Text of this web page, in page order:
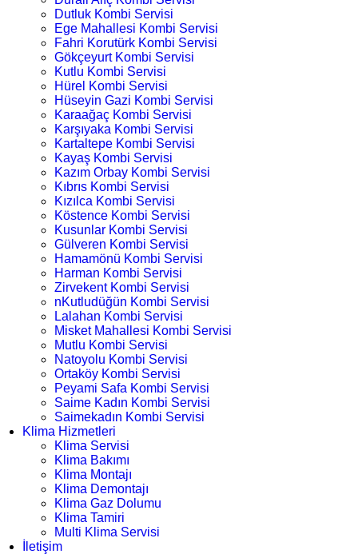
Dutluk Kombi Servisi
Ege Mahallesi Kombi Servisi
Fahri Korutürk Kombi Servisi
Gökçeyurt Kombi Servisi
Kutlu Kombi Servisi
Hürel Kombi Servisi
Hüseyin Gazi Kombi Servisi
Karaağaç Kombi Servisi
Karşıyaka Kombi Servisi
Kartaltepe Kombi Servisi
Kayaş Kombi Servisi
Kazım Orbay Kombi Servisi
Kıbrıs Kombi Servisi
Kızılca Kombi Servisi
Köstence Kombi Servisi
Kusunlar Kombi Servisi
Gülveren Kombi Servisi
Hamamönü Kombi Servisi
Harman Kombi Servisi
Zirvekent Kombi Servisi
nKutludüğün Kombi Servisi
Lalahan Kombi Servisi
Misket Mahallesi Kombi Servisi
Mutlu Kombi Servisi
Natoyolu Kombi Servisi
Ortaköy Kombi Servisi
Peyami Safa Kombi Servisi
Saime Kadın Kombi Servisi
Saimekadın Kombi Servisi
Klima Hizmetleri
Klima Servisi
Klima Bakımı
Klima Montajı
Klima Demontajı
Klima Gaz Dolumu
Klima Tamiri
Multi Klima Servisi
İletişim